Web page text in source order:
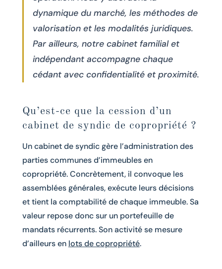
dynamique du marché, les méthodes de
valorisation et les modalités juridiques.
Par ailleurs, notre cabinet familial et
indépendant accompagne chaque
cédant avec confidentialité et proximité.
Qu’est-ce que la cession d’un
cabinet de syndic de copropriété ?
Un cabinet de syndic gère l’administration des
parties communes d’immeubles en
copropriété. Concrètement, il convoque les
assemblées générales, exécute leurs décisions
et tient la comptabilité de chaque immeuble. Sa
valeur repose donc sur un portefeuille de
mandats récurrents. Son activité se mesure
d’ailleurs en lots de copropriété.